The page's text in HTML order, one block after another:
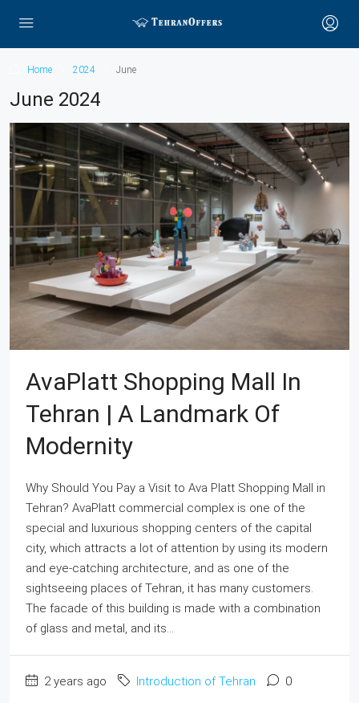
Home 2024 June
June 2024
AvaPlatt Shopping Mall In
Tehran | A Landmark Of
Modernity
Why Should You Pay a Visit to Ava Platt Shopping Mall in
Tehran? AvaPlatt commercial complex is one of the
special and luxurious shopping centers of the capital
city, which attracts a lot of attention by using its modern
and eye-catching architecture, and as one of the
sightseeing places of Tehran, it has many customers.
The facade of this building is made with a combination
of glass and metal, and its...
2 years ago Introduction of Tehran 0